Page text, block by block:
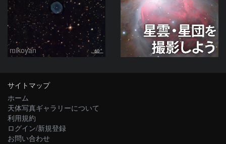
mikoyan
サイトマップ
ホーム
天体写真ギャラリーについて
利用規約
ログイン/新規登録
お問い合わせ